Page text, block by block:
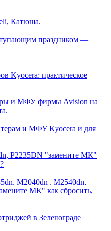
Катюша.
праздником —
Kyocera: практическое
и МФУ фирмы Avision на
и МФУ Kyocera и для
P2235DN "замените МК"
M2040dn , M2540dn,
МК" как сбросить,
в Зеленограде